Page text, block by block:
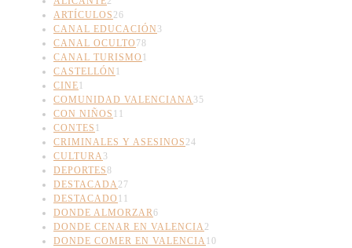
ARTÍCULOS 26
CANAL EDUCACIÓN 3
CANAL OCULTO 78
CANAL TURISMO 1
CASTELLÓN 1
CINE1
COMUNIDAD VALENCIANA35
CON NIÑOS 11
CONTES 1
CRIMINALES Y ASESINOS 24
CULTURA3
DEPORTES8
DESTACADA27
DESTACADO 11
DONDE ALMORZAR6
DONDE CENAR EN VALENCIA2
DONDE COMER EN VALENCIA10